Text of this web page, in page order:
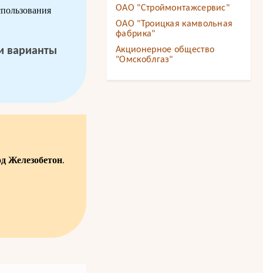
варианты
Железобетон.
ОАО "Строймонтажсервис"
ОАО "Троицкая камвольная
фабрика"
Акционерное общество
"Омскоблгаз"